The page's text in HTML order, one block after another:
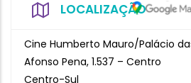
LOCALIZAÇÃO
Cine Humberto Mauro/Palácio
Afonso Pena, 1.537 – Centro
Centro-Sul